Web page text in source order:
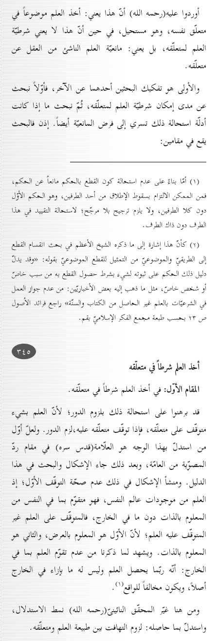
أوردوا عليه(رحمه الله) أنّ هذا يعني: أخذ العلم موضوعاً في
متعلّق نفسه، وهو مستحيل، في حين أنّ هذا لا يعني شرطيّة
العلم لمتعلّقه، بل يعني: مانعيّة العلم الناشئ من العقل عن
متعلّقه.
والأولى هو تفكيك البحثين أحدهما عن الآخر، فأوّلاً نبحث
عن مدى إمكان شرطيّة العلم لمتعلّقه، ثُمّ نبحث ما إذا كانت
أدلّة استحالة ذلك تسري إلى فرض المانعيّة أيضاً. إذن فالبحث
يقع في مقامين:
(۱) أمّا بناءً على عدم استحالة كون القطع بالحكم مانعاً عن الحكم،
فمن الممكن الالتزام بسقوط الإطلاق من أحد الطرفين، وهو الحكم الأوّل
دون كلا الطرفين، ولا يلزم ترجيح بلا مرجّح؛ لاستحالة التقييد في هذا
الطرف دون ذاك الطرف.
(۲) كأنّ هذا إشارة إلى ما ذكره الشيخ الأعظم في بحث انقسام القطع
إلى الطريقيّ والموضوعيّ من التمثيل للقطع الموضوعيّ بقوله: «وقد يدلّ
دليل ذلك الحكم على ثبوته لشيء بشرط حصول القطع به من سبب خاصّ
أو شخص خاصّ، مثل ما ذهب إليه بعض الأخباريّين: من عدم جواز العمل
في الشرعيّات بالعلم غير الحاصل من الكتاب والسنّة» راجع فرائد الاُصول
ص ۲۳ بحسب طبعة مجمع الفكر الإسلاميّ بقم.
۳٤٥
أخذ العلم شرطاً في متعلّقه
المقام الأوّل: في أخذ العلم شرطاً في متعلّقه.
قد برهنوا على استحالة ذلك بلزوم الدور؛ لأنّ العلم بشيء
متوقّف على متعلّقه، فإذا توقّف متعلّقه عليه،لزم الدور. ولعلّ أوّل
من استدلّ بهذا الوجه هو العلّامة(قدس سره) في مقام ردّ
المصوّبة من العامّة، وبعد ذلك جاء الإشكال والبحث في هذا
الدليل. ومنشأ الإشكال في ذلك عدم صحّة التوقّف الأوّل؛ إذ
العلم من موجودات عالم النفس، فهو متقوّم بما في النفس من
المعلوم بالذات دون ما في الخارج، فالمتوقّف على العلم غير
المتوقّف عليه العلم؛ لأنّ الأوّل هو المعلوم بالعرض، والثاني هو
المعلوم بالذات. ويشهد لما ذكرنا من عدم تقوّم العلم بما في
الخارج: أنّه ربّما يحصل العلم وليس له ما بإزاء في الخارج
أصلاً، ويكون مخالفاً للواقع(۱) .
ومن هنا غيّر المحقّق النائينىّ(رحمه الله) نمط الاستدلال،
واستدلّ بما حاصله: لزوم التهافت بين طبيعة العلم ومتعلّقه.